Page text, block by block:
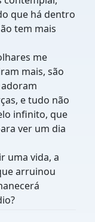
que há dentro
tem mais
me
mais, são
e tudo não
infinito, que
ver um dia
uma vida, a
arruinou